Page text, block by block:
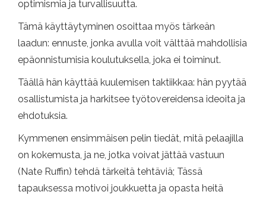
optimismia ja turvallisuutta.
Tämä käyttäytyminen osoittaa myös tärkeän
laadun: ennuste, jonka avulla voit välttää mahdollisia
epäonnistumisia koulutuksella, joka ei toiminut.
Täällä hän käyttää kuulemisen taktiikkaa: hän pyytää
osallistumista ja harkitsee työtovereidensa ideoita ja
ehdotuksia.
Kymmenen ensimmäisen pelin tiedät, mitä pelaajilla
on kokemusta, ja ne, jotka voivat jättää vastuun
(Nate Ruffin) tehdä tärkeitä tehtäviä; Tässä
tapauksessa motivoi joukkuetta ja opasta heitä